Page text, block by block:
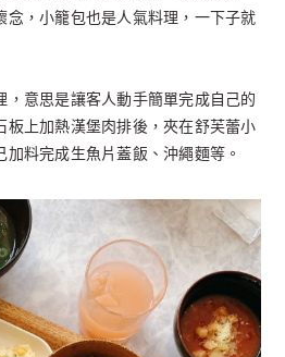
念，小籠包也是人氣料理，一下子就
，意思是讓客人動手簡單完成自己的
板上加熱漢堡肉排後，夾在舒芙蕾小
料完成生魚片蓋飯、沖繩麵等。